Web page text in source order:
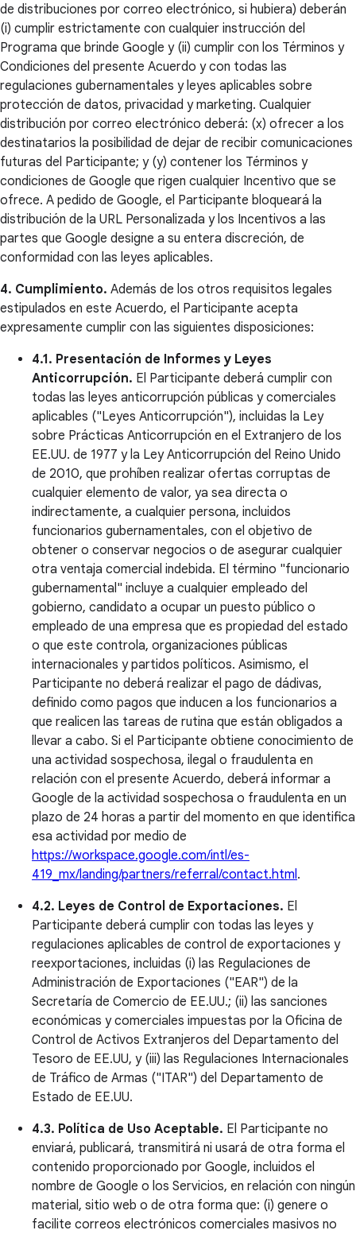
de distribuciones por correo electrónico, si hubiera) deberán
(i) cumplir estrictamente con cualquier instrucción del
Programa que brinde Google y (ii) cumplir con los Términos y
Condiciones del presente Acuerdo y con todas las
regulaciones gubernamentales y leyes aplicables sobre
protección de datos, privacidad y marketing. Cualquier
distribución por correo electrónico deberá: (x) ofrecer a los
destinatarios la posibilidad de dejar de recibir comunicaciones
futuras del Participante; y (y) contener los Términos y
condiciones de Google que rigen cualquier Incentivo que se
ofrece. A pedido de Google, el Participante bloqueará la
distribución de la URL Personalizada y los Incentivos a las
partes que Google designe a su entera discreción, de
conformidad con las leyes aplicables.
4. Cumplimiento. Además de los otros requisitos legales
estipulados en este Acuerdo, el Participante acepta
expresamente cumplir con las siguientes disposiciones:
4.1. Presentación de Informes y Leyes
Anticorrupción. El Participante deberá cumplir con
todas las leyes anticorrupción públicas y comerciales
aplicables ("Leyes Anticorrupción"), incluidas la Ley
sobre Prácticas Anticorrupción en el Extranjero de los
EE.UU. de 1977 y la Ley Anticorrupción del Reino Unido
de 2010, que prohíben realizar ofertas corruptas de
cualquier elemento de valor, ya sea directa o
indirectamente, a cualquier persona, incluidos
funcionarios gubernamentales, con el objetivo de
obtener o conservar negocios o de asegurar cualquier
otra ventaja comercial indebida. El término "funcionario
gubernamental" incluye a cualquier empleado del
gobierno, candidato a ocupar un puesto público o
empleado de una empresa que es propiedad del estado
o que este controla, organizaciones públicas
internacionales y partidos políticos. Asimismo, el
Participante no deberá realizar el pago de dádivas,
definido como pagos que inducen a los funcionarios a
que realicen las tareas de rutina que están obligados a
llevar a cabo. Si el Participante obtiene conocimiento de
una actividad sospechosa, ilegal o fraudulenta en
relación con el presente Acuerdo, deberá informar a
Google de la actividad sospechosa o fraudulenta en un
plazo de 24 horas a partir del momento en que identifica
esa actividad por medio de
https://workspace.google.com/intl/es-
419_mx/landing/partners/referral/contact.html .
4.2. Leyes de Control de Exportaciones. El
Participante deberá cumplir con todas las leyes y
regulaciones aplicables de control de exportaciones y
reexportaciones, incluidas (i) las Regulaciones de
Administración de Exportaciones ("EAR") de la
Secretaría de Comercio de EE.UU.; (ii) las sanciones
económicas y comerciales impuestas por la Oficina de
Control de Activos Extranjeros del Departamento del
Tesoro de EE.UU, y (iii) las Regulaciones Internacionales
de Tráfico de Armas ("ITAR") del Departamento de
Estado de EE.UU.
4.3. Política de Uso Aceptable. El Participante no
enviará, publicará, transmitirá ni usará de otra forma el
contenido proporcionado por Google, incluidos el
nombre de Google o los Servicios, en relación con ningún
material, sitio web o de otra forma que: (i) genere o
facilite correos electrónicos comerciales masivos no